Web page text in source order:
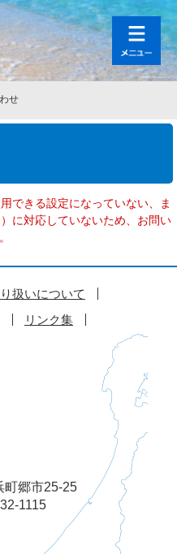
せ
できる設定になっていない、ま
に対応していないため、お問い
扱いについて
リンク集
町郷市25-25
1115